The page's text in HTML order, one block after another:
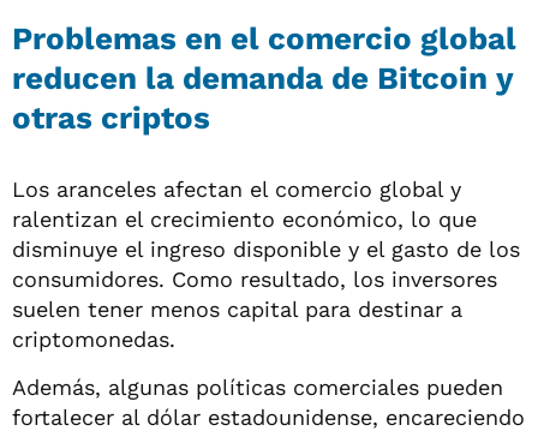
Problemas en el comercio global
reducen la demanda de Bitcoin y
otras criptos
Los aranceles afectan el comercio global y
ralentizan el crecimiento económico, lo que
disminuye el ingreso disponible y el gasto de los
consumidores. Como resultado, los inversores
suelen tener menos capital para destinar a
criptomonedas.
Además, algunas políticas comerciales pueden
fortalecer al dólar estadounidense, encareciendo